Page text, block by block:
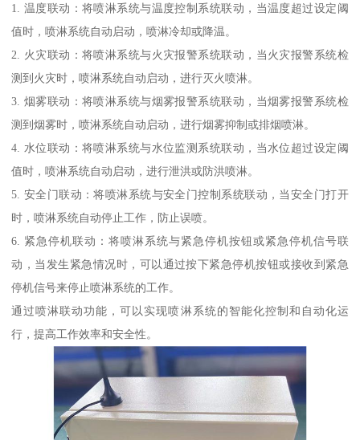
1. 温度联动：将喷淋系统与温度控制系统联动，当温度超过设定阈
值时，喷淋系统自动启动，喷淋冷却或降温。
2. 火灾联动：将喷淋系统与火灾报警系统联动，当火灾报警系统检
测到火灾时，喷淋系统自动启动，进行灭火喷淋。
3. 烟雾联动：将喷淋系统与烟雾报警系统联动，当烟雾报警系统检
测到烟雾时，喷淋系统自动启动，进行烟雾抑制或排烟喷淋。
4. 水位联动：将喷淋系统与水位监测系统联动，当水位超过设定阈
值时，喷淋系统自动启动，进行泄洪或防洪喷淋。
5. 安全门联动：将喷淋系统与安全门控制系统联动，当安全门打开
时，喷淋系统自动停止工作，防止误喷。
6. 紧急停机联动：将喷淋系统与紧急停机按钮或紧急停机信号联
动，当发生紧急情况时，可以通过按下紧急停机按钮或接收到紧急
停机信号来停止喷淋系统的工作。
通过喷淋联动功能，可以实现喷淋系统的智能化控制和自动化运
行，提高工作效率和安全性。